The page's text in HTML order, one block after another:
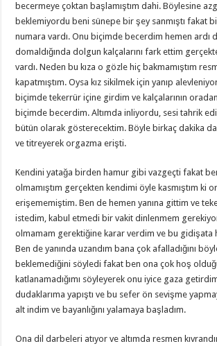
becermeye çoktan başlamıştım dahi. Böylesine
beklemiyordu beni sünepe bir şey sanmıştı fakat
numara vardı. Onu biçimde becerdim hemen ardı
domaldığında dolgun kalçalarını fark ettim
vardı. Neden bu kıza o gözle hiç bakmamıştım
kapatmıştım. Oysa kız sikilmek için yanıp
biçimde tekerrür içine girdim ve kalçalarının
biçimde becerdim. Altımda inliyordu, sesi tahrik
bütün olarak gösterecektim. Böyle birkaç dakika
ve titreyerek orgazma erişti.
Kendini yatağa birden hamur gibi vazgeçti fakat
olmamıştım gerçekten kendimi öyle kasmıştım ki
erişememiştim. Ben de hemen yanına gittim ve
istedim, kabul etmedi bir vakit dinlenmem
olmamam gerektiğine karar verdim ve bu gidişata
Ben de yanında uzandım bana çok afalladığını
beklemediğini söyledi fakat ben ona çok hoş
katlanamadığımı söyleyerek onu iyice gaza
dudaklarıma yapıştı ve bu sefer ön sevişme
alt indim ve bayanlığını yalamaya başladım.
Ona dil darbeleri atıyor ve altımda resmen